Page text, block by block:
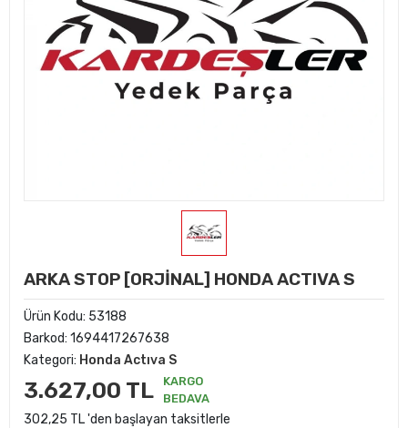
ARKA STOP [ORJİNAL] HONDA ACTIVA S
Ürün Kodu: 53188
Barkod: 1694417267638
Kategori: Honda Actıva S
3.627,00 TL
KARGO
BEDAVA
302,25 TL 'den başlayan taksitlerle